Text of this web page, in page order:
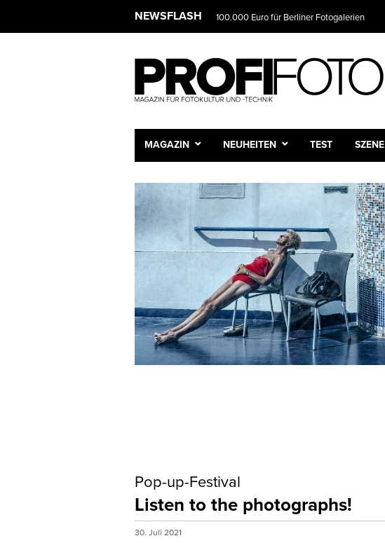
NEWSFLASH 100.000 Euro für Berliner Fotogalerien
MAGAZIN NEUHEITEN TEST SZENE
Pop-up-Festival
Listen to the photographs!
30. Juli 2021